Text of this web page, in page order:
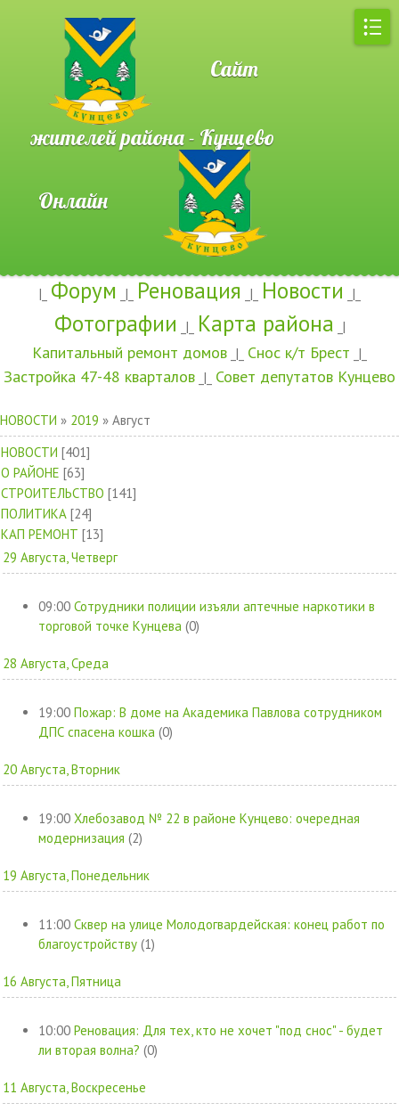
Сайт
жителей района - Кунцево
Онлайн
|_ Форум _|_ Реновация _|_ Новости _|_
Фотографии _|_ Карта района _|
Капитальный ремонт домов _|_ Снос к/т Брест _|_
Застройка 47-48 кварталов _|_ Совет депутатов Кунцево
НОВОСТИ » 2019 » Август
НОВОСТИ [401]
О РАЙОНЕ [63]
СТРОИТЕЛЬСТВО [141]
ПОЛИТИКА [24]
КАП РЕМОНТ [13]
29 Августа, Четверг
09:00 Сотрудники полиции изъяли аптечные наркотики в
торговой точке Кунцева (0)
28 Августа, Среда
19:00 Пожар: В доме на Академика Павлова сотрудником
ДПС спасена кошка (0)
20 Августа, Вторник
19:00 Хлебозавод № 22 в районе Кунцево: очередная
модернизация (2)
19 Августа, Понедельник
11:00 Сквер на улице Молодогвардейская: конец работ по
благоустройству (1)
16 Августа, Пятница
10:00 Реновация: Для тех, кто не хочет "под снос" - будет
ли вторая волна? (0)
11 Августа, Воскресенье